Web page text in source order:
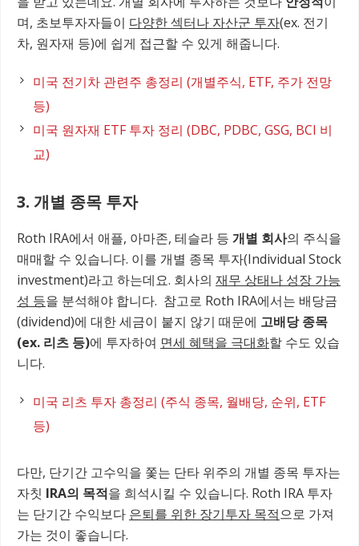
며, 초보투자자들이 다양한 섹터나 자산군 투자(ex. 전기
차, 원자재 등)에 쉽게 접근할 수 있게 해줍니다.
미국 전기차 관련주 총정리 (개별주식, ETF, 주가 전망
등)
미국 원자재 ETF 투자 정리 (DBC, PDBC, GSG, BCI 비
교)
3. 개별 종목 투자
Roth IRA에서 애플, 아마존, 테슬라 등 개별 회사의 주식을
매매할 수 있습니다. 이를 개별 종목 투자(Individual Stock
investment)라고 하는데요. 회사의 재무 상태나 성장 가능
성 등을 분석해야 합니다. 참고로 Roth IRA에서는 배당금
(dividend)에 대한 세금이 붙지 않기 때문에 고배당 종목
(ex. 리츠 등)에 투자하여 면세 혜택을 극대화할 수도 있습
니다.
미국 리츠 투자 총정리 (주식 종목, 월배당, 순위, ETF
등)
다만, 단기간 고수익을 쫓는 단타 위주의 개별 종목 투자는
자칫 IRA의 목적을 희석시킬 수 있습니다. Roth IRA 투자
는 단기간 수익보다 은퇴를 위한 장기투자 목적으로 가져
가는 것이 좋습니다.